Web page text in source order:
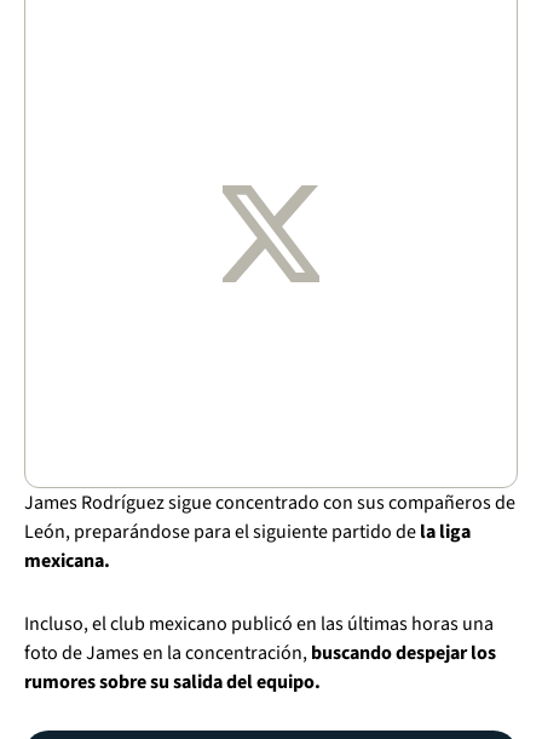
James Rodríguez sigue concentrado con sus compañeros de
León, preparándose para el siguiente partido dela liga
mexicana.
Incluso, el club mexicano publicó en las últimas horas una
foto de James en la concentración,buscando despejar los
rumores sobre su salida del equipo.